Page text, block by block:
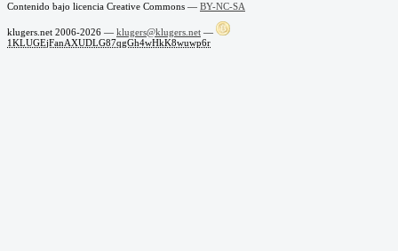
Contenido bajo licencia Creative Commons — BY-NC-SA
klugers.net 2006-2026 — klugers@klugers.net —
1KLUGEjFanAXUDLG87qgGh4wHkK8wuwp6r